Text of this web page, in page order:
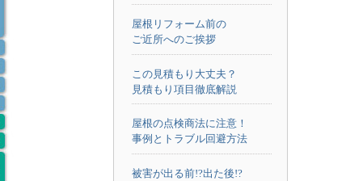
屋根リフォーム前の
ご近所へのご挨拶
この見積もり大丈夫？
見積もり項目徹底解説
屋根の点検商法に注意！
事例とトラブル回避方法
被害が出る前!?出た後!?